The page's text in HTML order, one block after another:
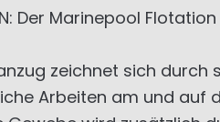
Der Marinepool
zeichnet sich
Arbeiten am und auf